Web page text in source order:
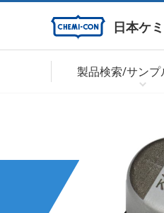
日本ケ
製品検索/サンプ